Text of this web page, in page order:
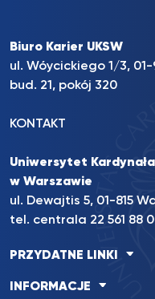
Biuro Karier UKSW
ul. Wóycickiego 1/3,
bud. 21, pokój 320
KONTAKT
Uniwersytet
w Warszawie
ul. Dewajtis 5, 01-815
tel. centrala 22 561 88
PRZYDATNE LINKI
INFORMACJE